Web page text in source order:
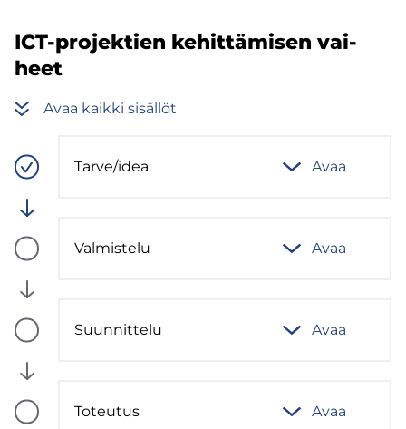
ICT-​projektien ke­hit­tä­mi­sen vai­
heet
Avaa kaik­ki si­säl­löt
Tarve/idea
Vaiheen
Avaa
Val­mis­te­lu
Vaiheen
Avaa
Suun­nit­te­lu
Vaiheen
Avaa
To­teu­tus
Vaiheen
Avaa